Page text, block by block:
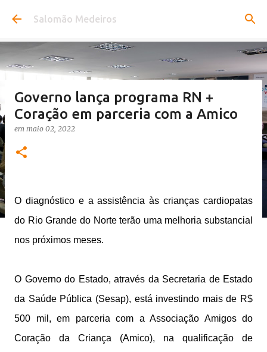
Pular para o conteúdo principal
Salomão Medeiros
Governo lança programa RN +
Coração em parceria com a Amico
em maio 02, 2022
O diagnóstico e a assistência às crianças cardiopatas
do Rio Grande do Norte terão uma melhoria substancial
nos próximos meses.
O Governo do Estado, através da Secretaria de Estado
da Saúde Pública (Sesap), está investindo mais de R$
500 mil, em parceria com a Associação Amigos do
Coração da Criança (Amico), na qualificação de